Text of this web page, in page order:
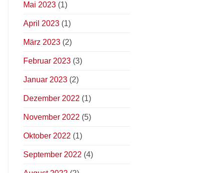
Mai 2023(1)
April 2023(1)
März 2023(2)
Februar 2023(3)
Januar 2023(2)
Dezember 2022 (1)
November 2022 (5)
Oktober 2022 (1)
September 2022 (4)